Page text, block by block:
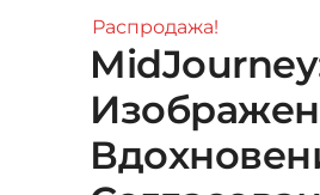
Распродажа!